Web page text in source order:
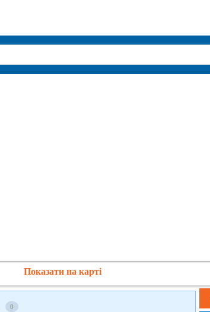
Показати на карті
0